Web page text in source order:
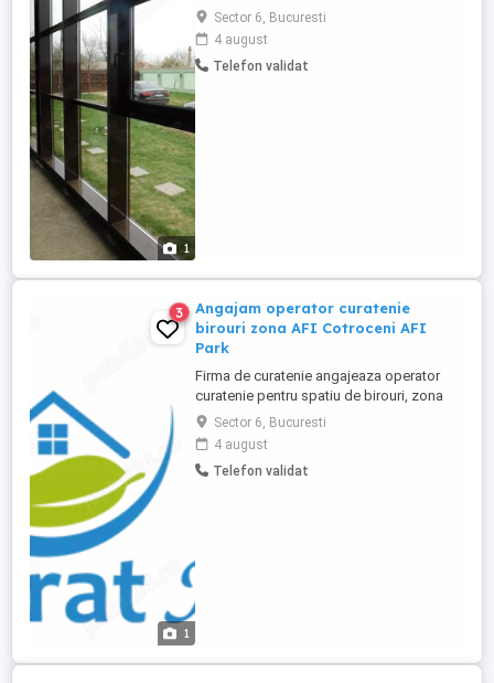
1
din Bragadiru. Program de lucru de luni
pana vineri 7.30-16.30 cu pauza de masa.
Se cere experienta in domeniu. Salariul se
negociaza la interviu in functie de abilitati
Sector 6, Bucuresti
4 august
Telefon validat
1
3
Angajam operator curatenie
birouri zona AFI Cotroceni AFI
Park
Firma de curatenie angajeaza operator
curatenie pentru spatiu de birouri, zona
AFI Cotroceni AFI Park, Sector 6. Program:
luni-vineri, 06:00 14:30 Pauza de masa: 30
minute Salariu: 3.000 lei net luna Contract
de munca Activitati principale: curatenie in
Sector 6, Bucuresti
4 august
Telefon validat